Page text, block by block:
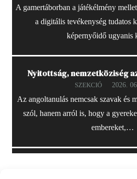
A gamertáborban a játékélmény
a digitális tevékenység tudatos
képernyőidő
Nyitottság, nemzetköziség
SZEKCIÓ 2026.
Az angoltanulás nemcsak szavak és
szól, hanem arról is, hogy a
embereket,…